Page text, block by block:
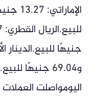
و69.04 جنيهًا
اليومواصلت العملات